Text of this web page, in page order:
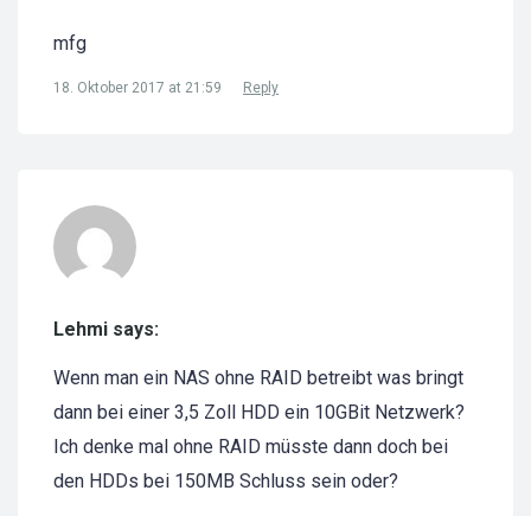
mfg
18. Oktober 2017 at 21:59 Reply
Lehmi says:
Wenn man ein NAS ohne RAID betreibt was bringt
dann bei einer 3,5 Zoll HDD ein 10GBit Netzwerk?
Ich denke mal ohne RAID müsste dann doch bei
den HDDs bei 150MB Schluss sein oder?